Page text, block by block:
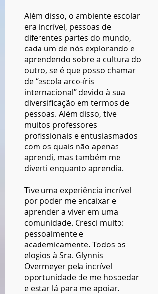
Além disso, o ambiente escolar
era incrível, pessoas de
diferentes partes do mundo,
cada um de nós explorando e
aprendendo sobre a cultura do
outro, se é que posso chamar
de “escola arco-íris
internacional” devido à sua
diversificação em termos de
pessoas. Além disso, tive
muitos professores
profissionais e entusiasmados
com os quais não apenas
aprendi, mas também me
diverti enquanto aprendia.
Tive uma experiência incrível
por poder me encaixar e
aprender a viver em uma
comunidade. Cresci muito:
pessoalmente e
academicamente. Todos os
elogios à Sra. Glynnis
Overmeyer pela incrível
oportunidade de me hospedar
e estar lá para me apoiar.